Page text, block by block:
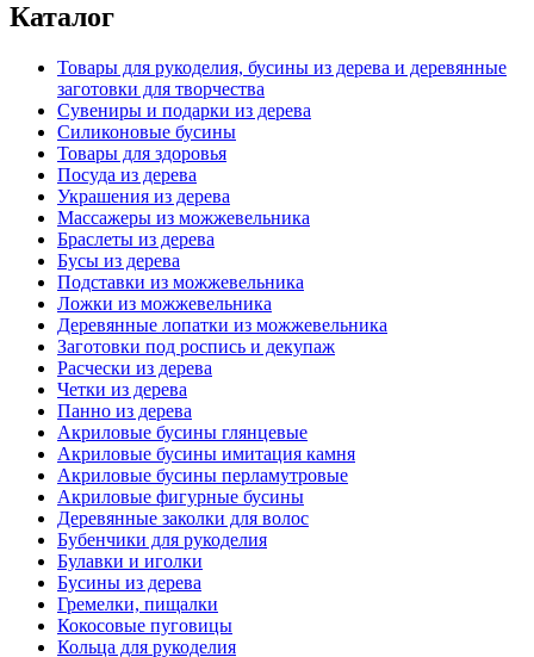
Каталог
Товары для рукоделия, бусины из дерева и деревянные
заготовки для творчества
Сувениры и подарки из дерева
Силиконовые бусины
Товары для здоровья
Посуда из дерева
Украшения из дерева
Массажеры из можжевельника
Браслеты из дерева
Бусы из дерева
Подставки из можжевельника
Ложки из можжевельника
Деревянные лопатки из можжевельника
Заготовки под роспись и декупаж
Расчески из дерева
Четки из дерева
Панно из дерева
Акриловые бусины глянцевые
Акриловые бусины имитация камня
Акриловые бусины перламутровые
Акриловые фигурные бусины
Деревянные заколки для волос
Бубенчики для рукоделия
Булавки и иголки
Бусины из дерева
Гремелки, пищалки
Кокосовые пуговицы
Кольца для рукоделия